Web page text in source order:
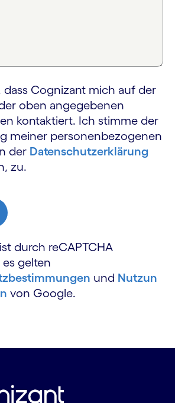
dass Cognizant mich auf der
oben angegebenen
kontaktiert. Ich stimme der
meiner personen­bezogenen
der Datenschutz­erklärung
zu.
durch reCAPTCHA
gelten
und Nutzun
von Google.